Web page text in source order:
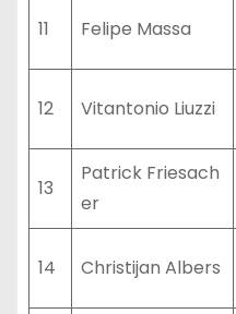
11 Felipe Massa
12 Vitantonio Liuzzi
13
Patrick Friesach
er
14 Christijan Albers